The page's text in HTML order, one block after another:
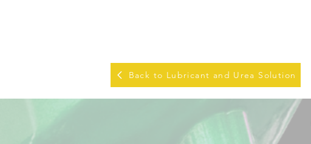
Back to Lubricant and Urea Solution